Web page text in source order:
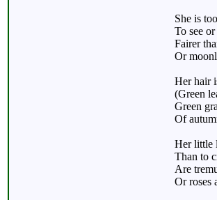
She is
To see
Fairer
Or
Her hair
(Green
Green
Of
Her little
Than to
Are
Or roses